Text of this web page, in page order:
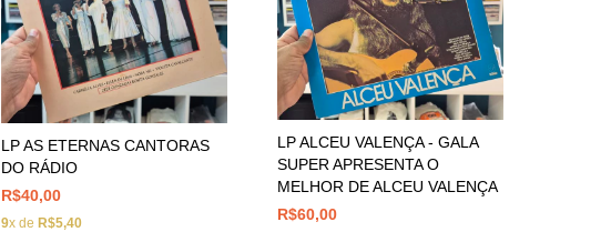
LP AS ETERNAS CANTORAS
DO RÁDIO
R$40,00
9x deR$5,40
LP ALCEU VALENÇA - GALA
SUPER APRESENTA O
MELHOR DE ALCEU VALENÇA
R$60,00